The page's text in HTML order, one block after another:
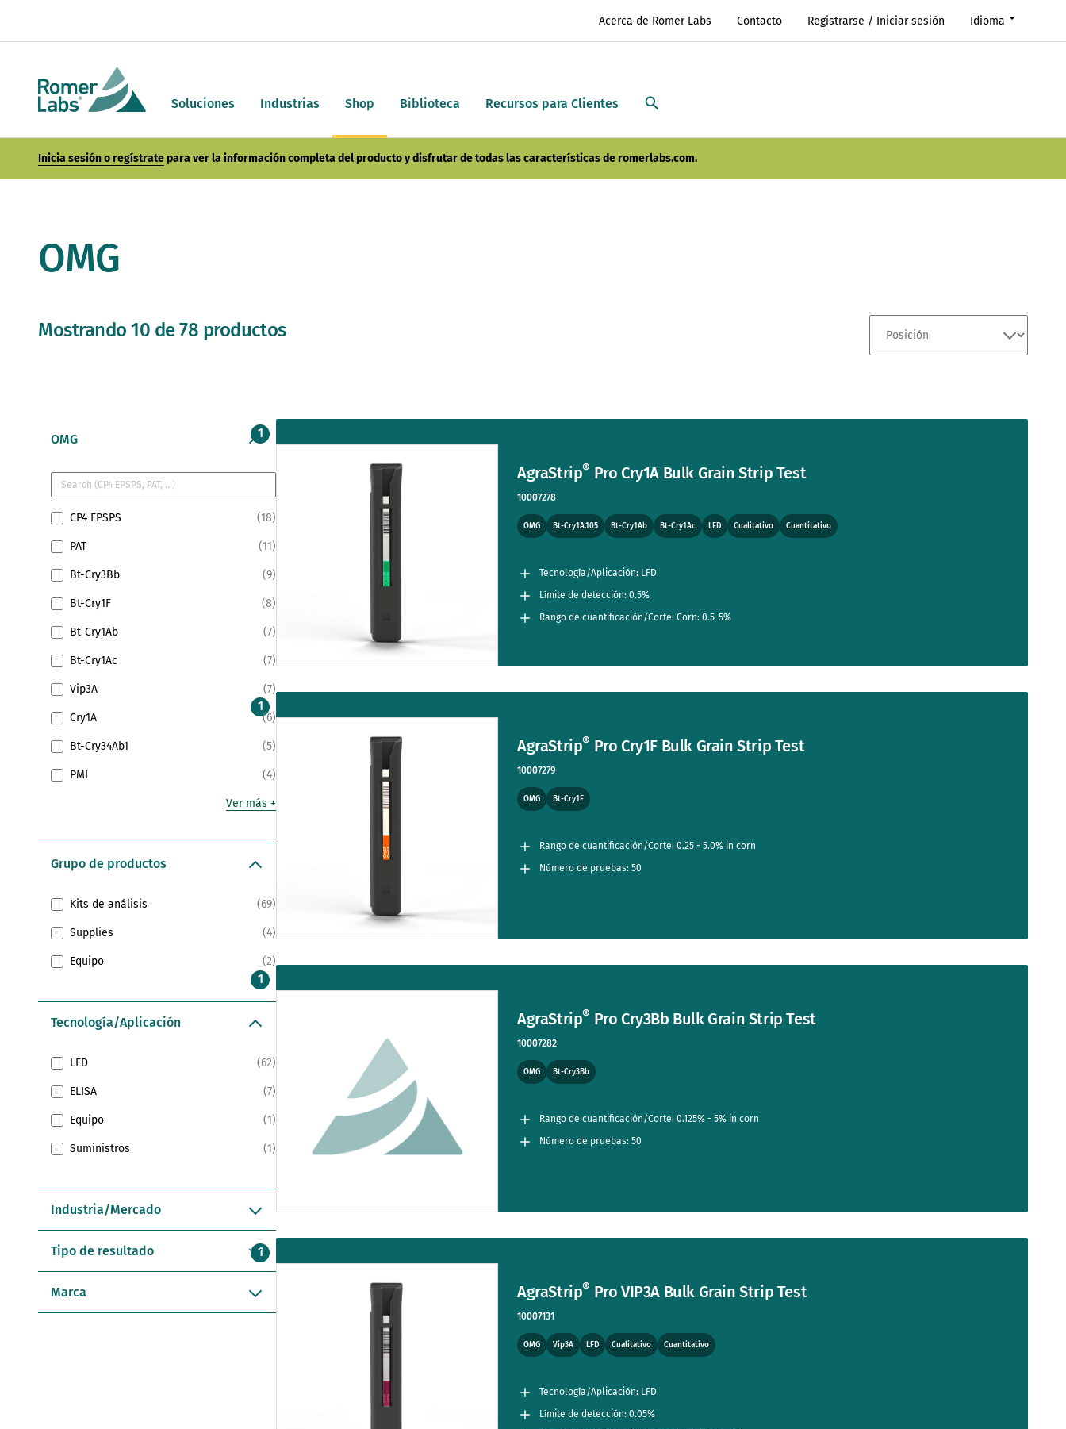
Soluciones Industrias Shop Biblioteca Recursos para Clientes
Acerca de Romer Labs Contacto Registrarse / Iniciar sesión Idioma
Inicia sesión o regístratepara ver la información completa del producto y disfrutar de todas las características de romerlabs.com.
OMG
Mostrando 10 de 78 productos
AgraStrip® Pro Cry1A Bulk Grain Strip Test
10007278
OMG Bt-Cry1A.105 Bt-Cry1Ab Bt-Cry1Ac LFD Cualitativo Cuantitativo
Tecnología/Aplicación: LFD
Límite de detección: 0.5%
Rango de cuantificación/Corte: Corn: 0.5-5%
AgraStrip® Pro Cry1F Bulk Grain Strip Test
10007279
OMG Bt-Cry1F
Rango de cuantificación/Corte: 0.25 - 5.0% in corn
Número de pruebas: 50
AgraStrip® Pro Cry3Bb Bulk Grain Strip Test
10007282
OMG Bt-Cry3Bb
Rango de cuantificación/Corte: 0.125% - 5% in corn
Número de pruebas: 50
AgraStrip® Pro VIP3A Bulk Grain Strip Test
10007131
OMG Vip3A LFD Cualitativo Cuantitativo
Tecnología/Aplicación: LFD
Límite de detección: 0.05%
OMG
CP4 EPSPS 18
PAT 11
Bt-Cry3Bb 9
Bt-Cry1F 8
Bt-Cry1Ab 7
Bt-Cry1Ac 7
Vip3A 7
Cry1A 6
Bt-Cry34Ab1 5
PMI 4
Ver más
Grupo de productos
Kits de análisis 69
Supplies 4
Equipo 2
Tecnología/Aplicación
LFD 62
ELISA 7
Equipo 1
Suministros 1
Industria/Mercado
Tipo de resultado
Marca